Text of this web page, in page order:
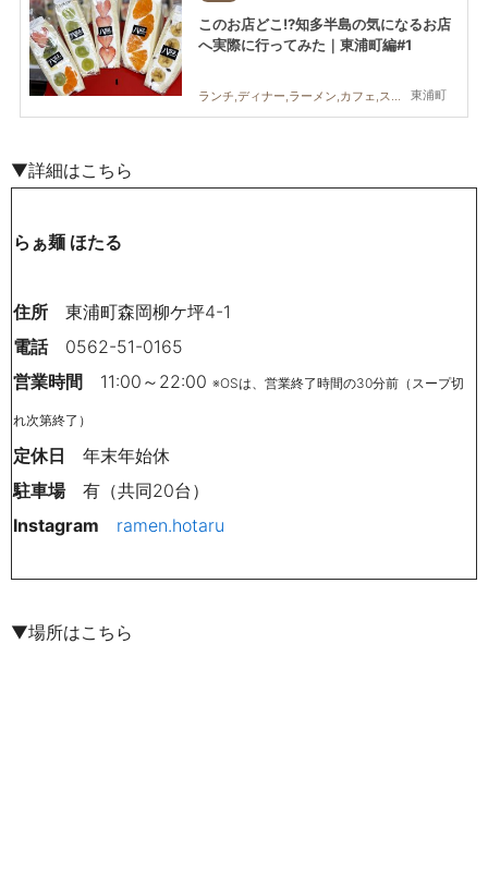
東浦町
このお店どこ!?知多半島の気になるお店
へ実際に行ってみた｜東浦町編#1
▼詳細はこちら
らぁ麺 ほたる
住所 東浦町森岡柳ケ坪4-1
電話0562-51-0165
営業時間 11:00～22:00 ※OSは、営業終了時間の30分前（スープ切
れ次第終了）
定休日 年末年始休
駐車場有（共同20台）
Instagram
ramen.hotaru
▼場所はこちら